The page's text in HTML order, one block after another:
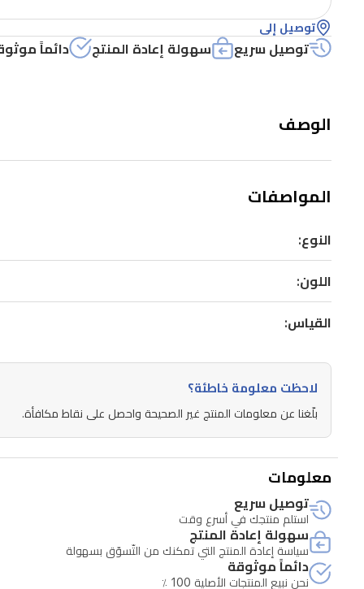
توصيل إلى
توصيل سريع سهولة إعادة المنتج دائماً
الوصف
المواصفات
النوع:
اللون:
القياس:
لاحظت معلومة خاطئة؟
بلّغنا عن معلومات المنتج غير الصحيحة واحصل على نقاط مكافأة.
معلومات
توصيل سريع
استلم منتجك في أسرع وقت
سهولة إعادة المنتج
سياسة إعادة المنتج التي تمكنك من التّسوّق بسهولة
دائماً موثوقة
نحن نبيع المنتجات الأصلية 100 ٪